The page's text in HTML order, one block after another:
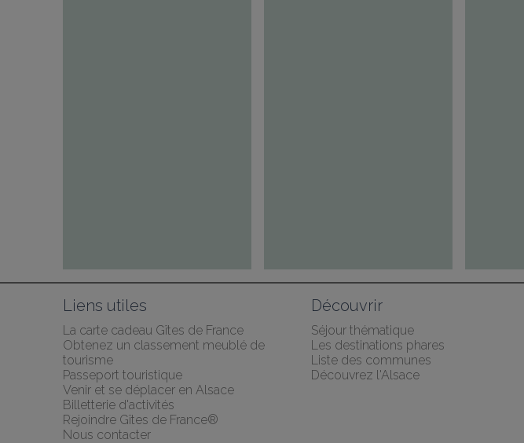
Liens utiles
La carte cadeau Gîtes de France
Obtenez un classement meublé de
tourisme
Passeport touristique
Venir et se déplacer en Alsace
Billetterie d'activités
Rejoindre Gîtes de France®
Nous contacter
Découvrir
Séjour thématique
Les destinations phares
Liste des communes
Découvrez l'Alsace